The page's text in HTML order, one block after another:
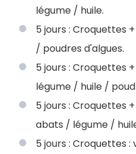
légume / huile.
5 jours : Croquettes
/ poudres d'algues.
5 jours : Croquettes
légume / huile /
5 jours : Croquettes
abats / légume /
5 jours : Croquettes